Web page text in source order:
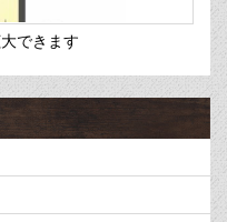
できます